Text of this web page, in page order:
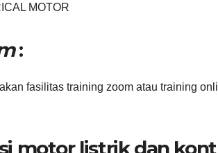
MOTOR
:
fasilitas training zoom atau training